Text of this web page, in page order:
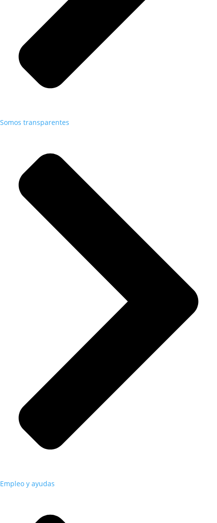
Somos transparentes
Empleo y ayudas